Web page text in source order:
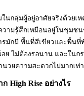
นกลุ่มผู้อยู่อาศัยจริงด้วย
วามรู้สึกเหมือนอยู่ในชุมช
มักมี พื้นที่สีเขียวและพื้นที่
ย ไม่ต้องรอนาน และในก
วยความสะดวกไม่มากเท่า
High Rise อย่างไร